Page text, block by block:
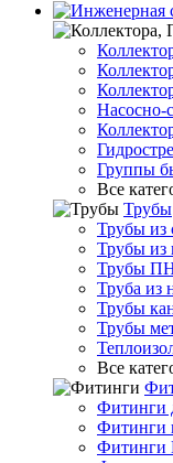
Насосно-
Группы
Все
Трубы
Трубы из
Трубы из
Трубы
Труба из
Трубы
Трубы
Все
Фитинги
Фитинги